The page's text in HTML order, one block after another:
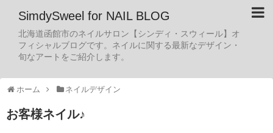
SimdySweel for NAIL BLOG
北海道函館市のネイルサロン【シンディ・スウィール】オ
フィシャルブログです。ネイルに関する最新なデザイン・
旬なアートをご紹介します。
ホーム ネイルデザイン
お客様ネイル♪